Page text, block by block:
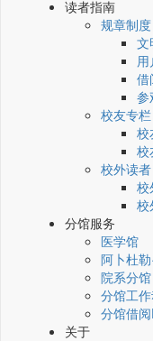
读者指南
规章制度
文
借
参
校友专栏
校
校
校外读者
校
校
分馆服务
医学馆
阿卜杜
院系分馆
分馆工
分馆借
关于